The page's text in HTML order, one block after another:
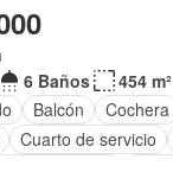
6 Baños
454 m²
Balcón Cochera
Cuarto de servicio